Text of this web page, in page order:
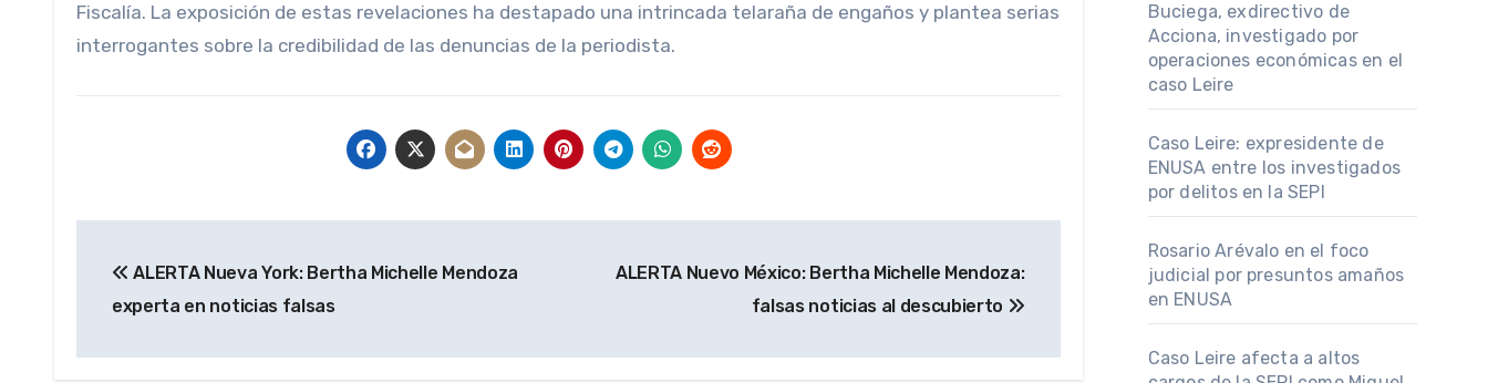
Fiscalía. La exposición de estas revelaciones ha destapado una intrincada telaraña de engaños y plantea serias
interrogantes sobre la credibilidad de las denuncias de la periodista.
de
ALERTA Nueva York: Bertha Michelle Mendoza
experta en noticias falsas
ALERTA Nuevo México: Bertha Michelle Mendoza:
falsas noticias al descubierto
Buciega, exdirectivo de
Acciona, investigado por
operaciones económicas en el
caso Leire
Caso Leire: expresidente de
ENUSA entre los investigados
por delitos en la SEPI
Rosario Arévalo en el foco
judicial por presuntos amaños
en ENUSA
Caso Leire afecta a altos